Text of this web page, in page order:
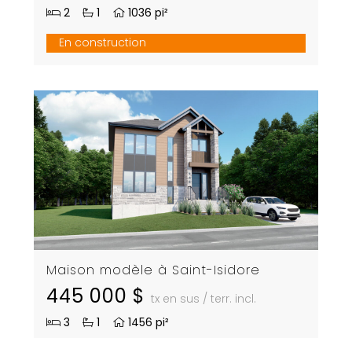
2
1
1036 pi²
En construction
Maison modèle à Saint-Isidore
445 000 $tx en sus / terr. incl.
3
1 1456 pi²